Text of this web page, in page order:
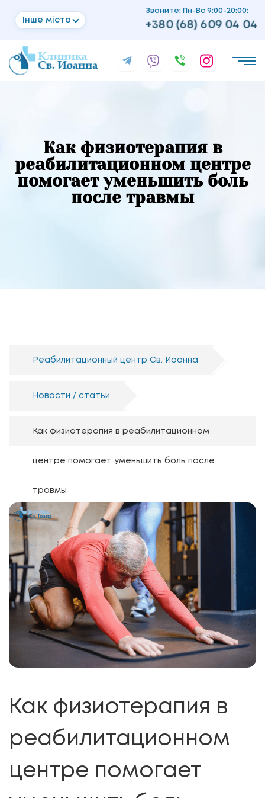
Інше місто
Звоните: Пн-Вс 9:00-20:00:
+380 (68) 609 04 04
Как физиотерапия в
реабилитационном центре
помогает уменьшить боль
после травмы
Реабилитационный центр Св. Иоанна
Новости / статьи
Как физиотерапия в реабилитационном
центре помогает уменьшить боль после
травмы
Как физиотерапия в
реабилитационном
центре помогает